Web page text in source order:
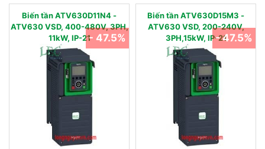
Biến tần ATV630D11N4 -
ATV630 VSD, 400-480V, 3PH,
11kW, IP-21- 47.5%
Biến tần ATV630D15M3 -
ATV630 VSD, 200-240V,
3PH,15kW, IP-21- 47.5%